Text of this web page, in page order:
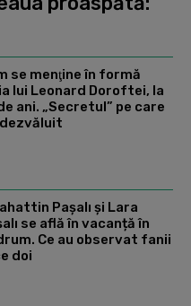
se menţine în formă
lui Leonard Doroftei, la
ani. „Secretul” pe care
Paşalı și Lara
se află în vacanță în
Ce au observat fanii
doi